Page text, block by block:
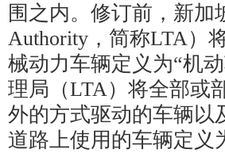
围之内。修订前，新加
Authority，简称LTA）
械动力车辆定义为“机
理局（LTA）将全部或
外的方式驱动的车辆以
道路上使用的车辆定义